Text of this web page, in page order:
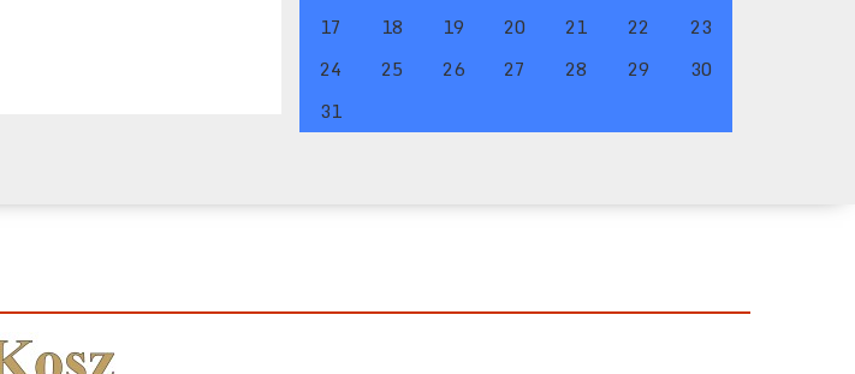
17
18 19 20 21 22
23
24
25 26 27 28 29
30
31